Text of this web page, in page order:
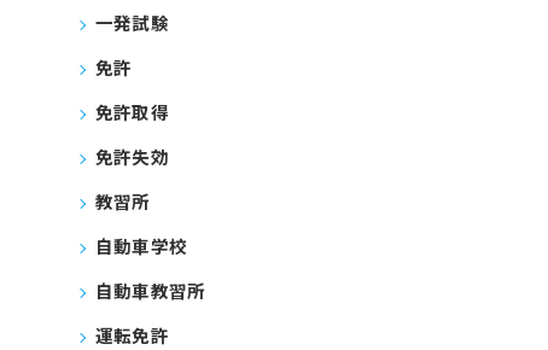
一発試験
免許
免許取得
免許失効
教習所
自動車学校
自動車教習所
運転免許